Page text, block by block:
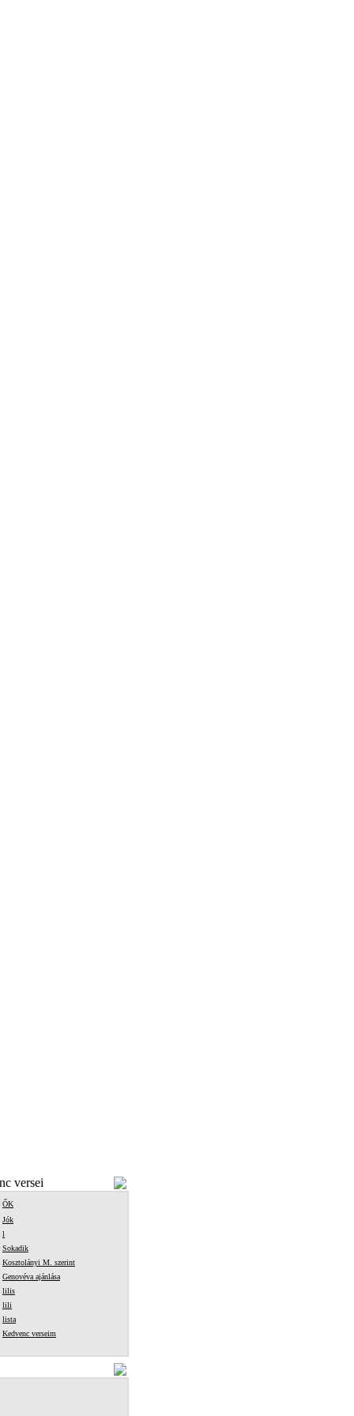
versei
ŐK
Jók
l
Sokadik
Kosztolányi M. szerint
Genovéva ajánlása
lilis
lili
lista
Kedvenc verseim